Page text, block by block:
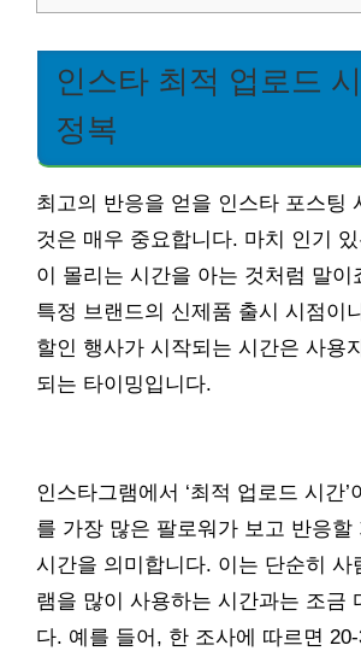
인스타 최적 업로드
정복
최고의 반응을 얻을 인스타 포스팅
것은 매우 중요합니다. 마치 인기
이 몰리는 시간을 아는 것처럼 말이
특정 브랜드의 신제품 출시 시점이
할인 행사가 시작되는 시간은 사용
되는 타이밍입니다.
인스타그램에서 ‘최적 업로드 시간’
를 가장 많은 팔로워가 보고 반응할
시간을 의미합니다. 이는 단순히 사
램을 많이 사용하는 시간과는 조금
다. 예를 들어, 한 조사에 따르면